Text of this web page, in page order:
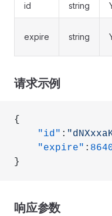
id string
expire string
请求示例
{
    "id"
:
    "expire"
:
}
响应参数